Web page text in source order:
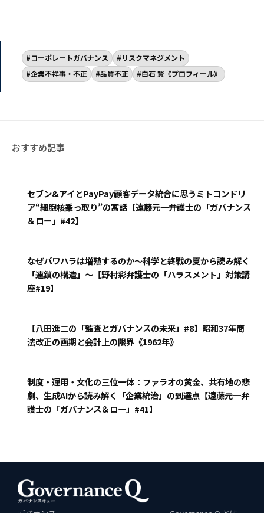
コーポレートガバナンス
リスクマネジメント
企業不祥事・不正
品質不正 白石 賢《プロフィール》
セブン&アイとPayPay顧客データ統合に思うミトコンドリ
ア“細胞核乗っ取り”の寓話【遠藤元一弁護士の「ガバナンス
＆ロー」#42】
なぜパワハラは増殖するのか〜科学と終戦の夏から読み解く
「連鎖の構造」〜【野村彩弁護士の「ハラスメント」対策講
座#19】
【八田進二の「監査とガバナンスの未来」#8】昭和37年商
法改正の画期と会計上の限界《1962年》
制度・運用・文化の三位一体：ファラオの黄金、共有地の悲
劇、生成AIから読み解く「企業統治」の到達点【遠藤元一弁
護士の「ガバナンス＆ロー」#41】